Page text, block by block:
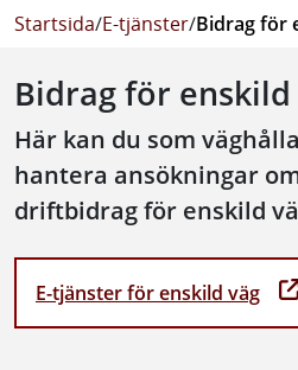
Startsida/E-tjänster/Bidrag för
Bidrag för enskild
Här kan du som
hantera ansökningar
driftbidrag för enskild
E-tjänster för enskild väg